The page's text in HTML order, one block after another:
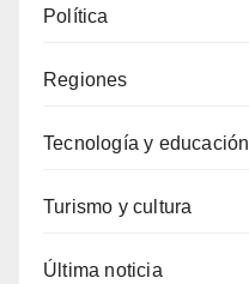
Política
Regiones
Tecnología y educación
Turismo y cultura
Última noticia